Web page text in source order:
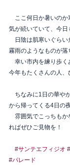
ここ何日か暑いのか
気が続いていて、今日
日陰は肌寒いぐらい
霧雨のようなものが落
幸い市内を練り歩く
今年もたくさんの人、
ちなみに1日の華や
から帰ってくる4日の
雰囲気でこっちもか
ればぜひご見物を！
#サンテエフィジオ
#パレード